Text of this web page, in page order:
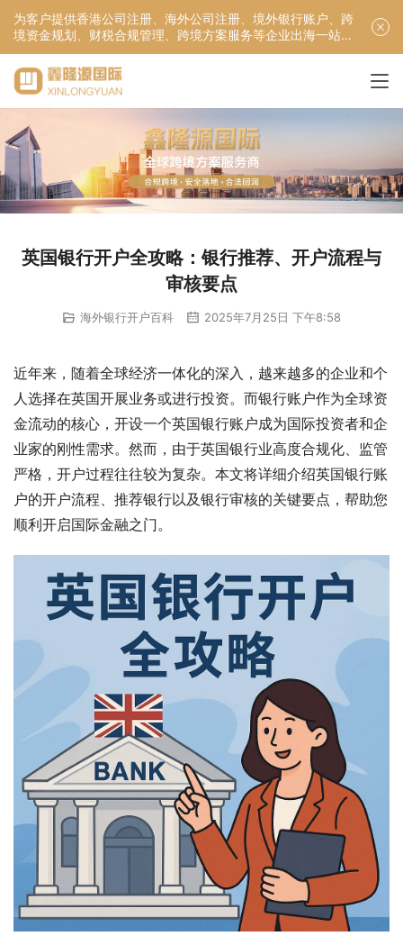
为客户提供香港公司注册、海外公司注册、境外银行账户、跨
境资金规划、财税合规管理、跨境方案服务等企业出海一站式
服务！
英国银行开户全攻略：银行推荐、开户流程与
审核要点
海外银行开户百科 2025年7月25日 下午8:58
近年来，随着全球经济一体化的深入，越来越多的企业和个
人选择在英国开展业务或进行投资。而银行账户作为全球资
金流动的核心，开设一个英国银行账户成为国际投资者和企
业家的刚性需求。然而，由于英国银行业高度合规化、监管
严格，开户过程往往较为复杂。本文将详细介绍英国银行账
户的开户流程、推荐银行以及银行审核的关键要点，帮助您
顺利开启国际金融之门。